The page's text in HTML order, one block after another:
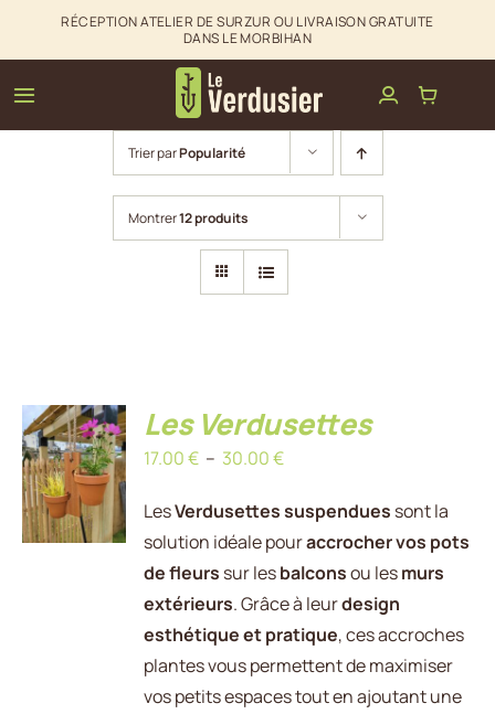
RÉCEPTION ATELIER DE SURZUR OU LIVRAISON GRATUITE
DANS LE MORBIHAN
Toggle
Navigation
Clôtures & palissades
Aménagements extérieurs
La boutique du Verdusier
Trier parPopularité
Montrer12 produits
CHOIX
DES
OPTIONS
CE
PRODUIT
A
PLUSIEURS
VARIATIONS.
DÉTAILS
Les Verdusettes
17.00€ – 30.00€Plage
prix :
17.00 €
à
30.00 €
LesVerdusettes suspendues sont la
solution idéale pouraccrocher vos pots
de fleurs sur lesbalconsou lesmurs
extérieurs. Grâce à leurdesign
esthétique et pratique, ces accroches
plantes vous permettent de maximiser
vos petits espaces tout en ajoutant une